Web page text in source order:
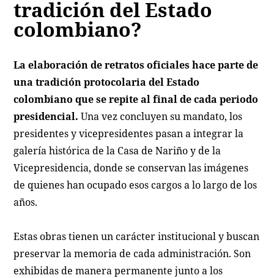
tradición del Estado
colombiano?
La elaboración de retratos oficiales hace parte de
una tradición protocolaria del Estado
colombiano que se repite al final de cada periodo
presidencial.Una vez concluyen su mandato, los
presidentes y vicepresidentes pasan a integrar la
galería histórica de la Casa de Nariño y de la
Vicepresidencia, donde se conservan las imágenes
de quienes han ocupado esos cargos a lo largo de los
años.
Estas obras tienen un carácter institucional y buscan
preservar la memoria de cada administración. Son
exhibidas de manera permanente junto a los